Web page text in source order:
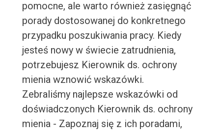
pomocne, ale warto również zasięgnąć
porady dostosowanej do konkretnego
przypadku poszukiwania pracy. Kiedy
jesteś nowy w świecie zatrudnienia,
potrzebujesz Kierownik ds. ochrony
mienia wznowić wskazówki.
Zebraliśmy najlepsze wskazówki od
doświadczonych Kierownik ds. ochrony
mienia - Zapoznaj się z ich poradami,